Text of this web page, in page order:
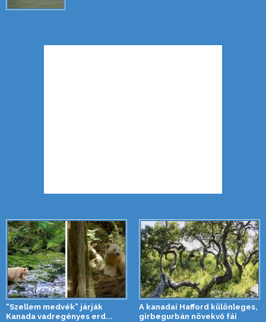
“Szellem medvék” járják
Kanada vadregényes erd...
A kanadai Hafford különleges,
girbegurbán növekvő fái